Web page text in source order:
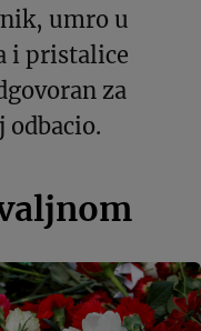
umro u
i pristalice
za